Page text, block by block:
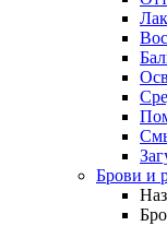
Брови и